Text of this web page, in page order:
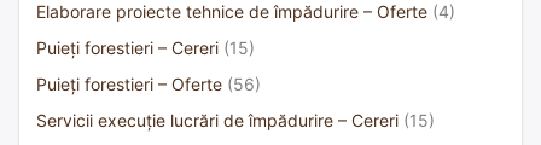
Elaborare proiecte tehnice de împădurire – Oferte (4)
Puieți forestieri – Cereri (15)
Puieți forestieri – Oferte (56)
Servicii execuție lucrări de împădurire – Cereri (15)